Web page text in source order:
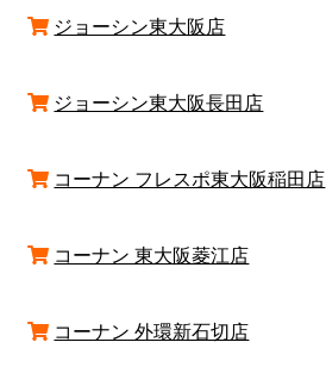
ジョーシン東大阪店
ジョーシン東大阪長田店
コーナン フレスポ東大阪稲田店
コーナン 東大阪菱江店
コーナン 外環新石切店